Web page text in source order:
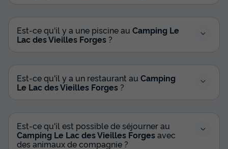
Est-ce qu'il y a une piscine au Camping Le
Lac des Vieilles Forges ?
Est-ce qu'il y a un restaurant au Camping
Le Lac des Vieilles Forges ?
Est-ce qu'il est possible de séjourner au
Camping Le Lac des Vieilles Forgesavec
des animaux de compagnie ?